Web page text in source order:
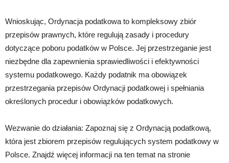
Wnioskując, Ordynacja podatkowa to kompleksowy zbiór
przepisów prawnych, które regulują zasady i procedury
dotyczące poboru podatków w Polsce. Jej przestrzeganie jest
niezbędne dla zapewnienia sprawiedliwości i efektywności
systemu podatkowego. Każdy podatnik ma obowiązek
przestrzegania przepisów Ordynacji podatkowej i spełniania
określonych procedur i obowiązków podatkowych.
Wezwanie do działania: Zapoznaj się z Ordynacją podatkową,
która jest zbiorem przepisów regulujących system podatkowy w
Polsce. Znajdź więcej informacji na ten temat na stronie